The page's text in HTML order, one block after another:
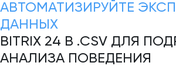
АВТОМАТИЗИРУЙТЕ
ДАННЫХ
BITRIX 24 В .CSV ДЛЯ
АНАЛИЗА ПОВЕДЕНИЯ